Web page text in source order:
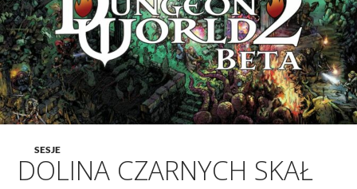
SESJE
DOLINA CZARNYCH SKAŁ